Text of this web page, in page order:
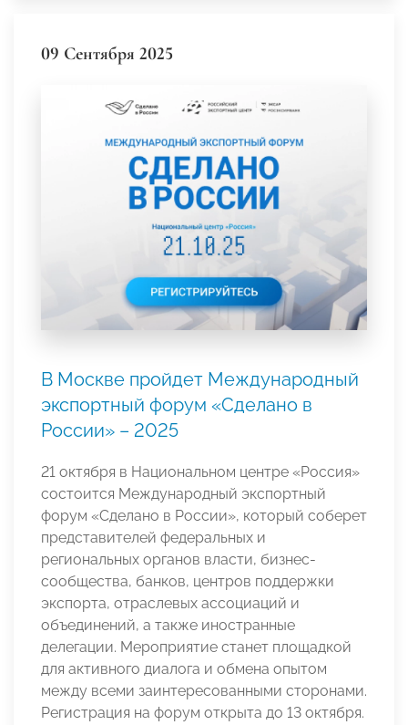
09 Сентября 2025
В Москве пройдет Международный
экспортный форум «Сделано в
России» – 2025
21 октября в Национальном центре «Россия»
состоится Международный экспортный
форум «Сделано в России», который соберет
представителей федеральных и
региональных органов власти, бизнес-
сообщества, банков, центров поддержки
экспорта, отраслевых ассоциаций и
объединений, а также иностранные
делегации. Мероприятие станет площадкой
для активного диалога и обмена опытом
между всеми заинтересованными сторонами.
Регистрация на форум открыта до 13 октября.